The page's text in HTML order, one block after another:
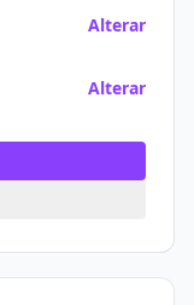
Alterar
Alterar